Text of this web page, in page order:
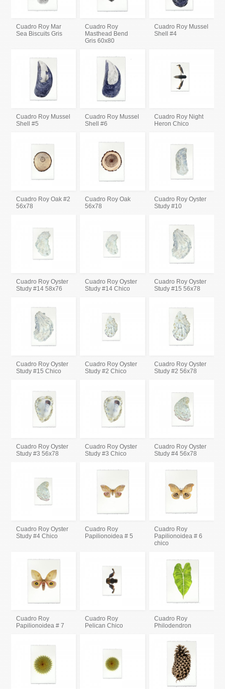
Cuadro Roy Mar
Sea Biscuits Gris
Cuadro Roy
Masthead Bend
Gris 60x80
Cuadro Roy Mussel
Shell #4
Cuadro Roy Mussel
Shell #5
Cuadro Roy Mussel
Shell #6
Cuadro Roy Night
Heron Chico
Cuadro Roy Oak #2
56x78
Cuadro Roy Oak
56x78
Cuadro Roy Oyster
Study #10
Cuadro Roy Oyster
Study #14 58x76
Cuadro Roy Oyster
Study #14 Chico
Cuadro Roy Oyster
Study #15 56x78
Cuadro Roy Oyster
Study #15 Chico
Cuadro Roy Oyster
Study #2 Chico
Cuadro Roy Oyster
Study #2 56x78
Cuadro Roy Oyster
Study #3 56x78
Cuadro Roy Oyster
Study #3 Chico
Cuadro Roy Oyster
Study #4 56x78
Cuadro Roy Oyster
Study #4 Chico
Cuadro Roy
Papilionoidea # 5
Cuadro Roy
Papilionoidea # 6
chico
Cuadro Roy
Papilionoidea # 7
Cuadro Roy
Pelican Chico
Cuadro Roy
Philodendron